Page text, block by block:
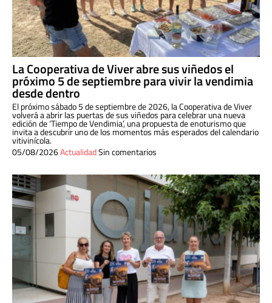
La Cooperativa de Viver abre sus viñedos el
próximo 5 de septiembre para vivir la vendimia
desde dentro
El próximo sábado 5 de septiembre de 2026, la Cooperativa de Viver
volverá a abrir las puertas de sus viñedos para celebrar una nueva
edición de ‘Tiempo de Vendimia’, una propuesta de enoturismo que
invita a descubrir uno de los momentos más esperados del calendario
vitivinícola.
05/08/2026ActualidadSin comentarios